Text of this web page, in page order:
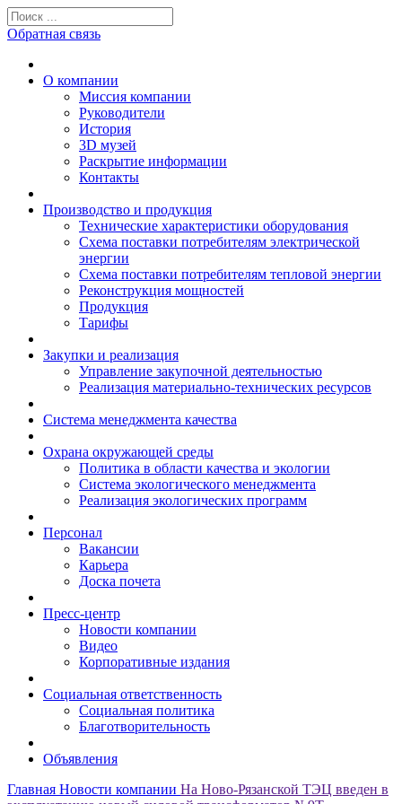
Обратная связь
О компании
Миссия компании
Руководители
История
3D музей
Раскрытие информации
Контакты
Производство и продукция
Технические характеристики оборудования
Схема поставки потребителям электрической
энергии
Схема поставки потребителям тепловой энергии
Реконструкция мощностей
Продукция
Тарифы
Закупки и реализация
Управление закупочной деятельностью
Реализация материально-технических ресурсов
Система менеджмента качества
Охрана окружающей среды
Политика в области качества и экологии
Система экологического менеджмента
Реализация экологических программ
Персонал
Вакансии
Карьера
Доска почета
Пресс-центр
Новости компании
Видео
Корпоративные издания
Социальная ответственность
Социальная политика
Благотворительность
Объявления
Главная Новости компании На Ново-Рязанской ТЭЦ введен в